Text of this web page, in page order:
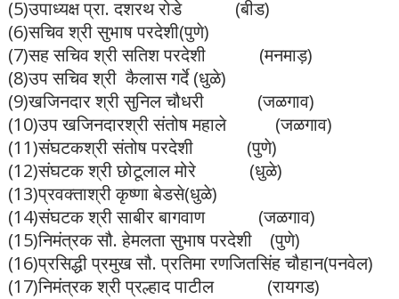
(5)उपाध्यक्ष प्रा. दशरथ रोडे (बीड)
(6)सचिव श्री सुभाष परदेशी(पुणे)
(7)सह सचिव श्री सतिश परदेशी (मनमाड़)
(8)उप सचिव श्री कैलास गर्दे (धुळे)
(9)खजिनदार श्री सुनिल चौधरी (जळगाव)
(10)उप खजिनदारश्री संतोष महाले (जळगाव)
(11)संघटकश्री संतोष परदेशी (पुणे)
(12)संघटक श्री छोटूलाल मोरे (धुळे)
(13)प्रवक्ताश्री कृष्णा बेडसे(धुळे)
(14)संघटक श्री साबीर बागवाण (जळगाव)
(15)निमंत्रक सौ. हेमलता सुभाष परदेशी (पुणे)
(16)प्रसिद्धी प्रमुख सौ. प्रतिमा रणजितसिंह चौहान(पनवेल)
(17)निमंत्रक श्री प्रल्हाद पाटील (रायगड)